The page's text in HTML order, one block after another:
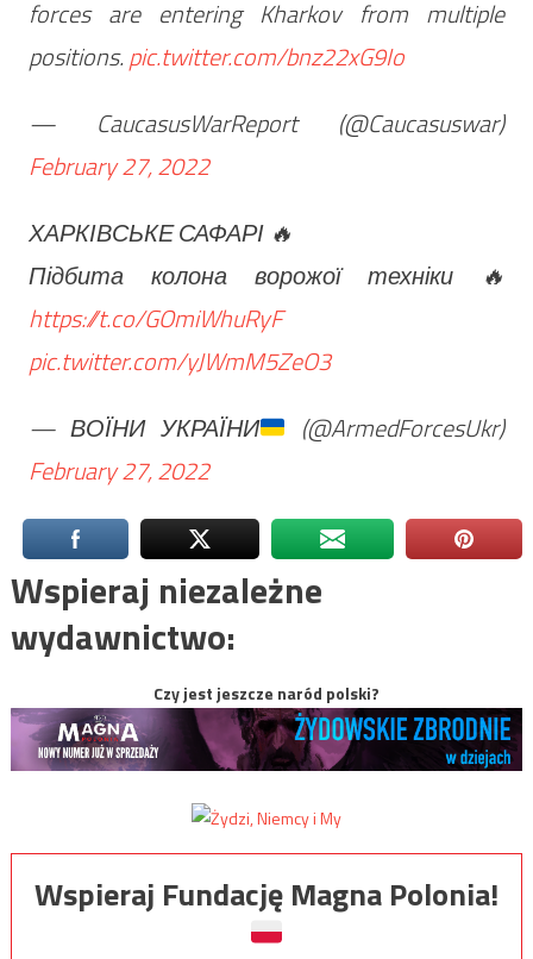
forces are entering Kharkov from multiple
positions.pic.twitter.com/bnz22xG9Io
— CaucasusWarReport (@Caucasuswar)
February 27, 2022
ХАРКІВСЬКЕ САФАРІ 🔥
Підбита колона ворожої техніки 🔥
https://t.co/GOmiWhuRyF
pic.twitter.com/yJWmM5ZeO3
— ВОЇНИ УКРАЇНИ
(@ArmedForcesUkr)
February 27, 2022
Wspieraj niezależne
wydawnictwo:
Czy jest jeszcze naród polski?
Wspieraj Fundację Magna Polonia!